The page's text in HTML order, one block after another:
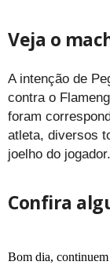
Veja o
A intenção de
contra o
foram
atleta, diversos
joelho do jogador.
Confira
Bom dia, continuem